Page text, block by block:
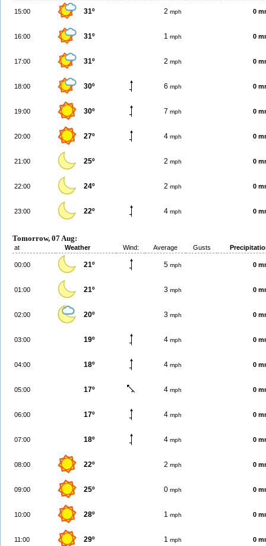
15:00 31º 2 mph 0
16:00 31º 1 mph 0
17:00 31º 2 mph 0
18:00 30º 6 mph 0
19:00 30º 7 mph 0
20:00 27º 4 mph 0
21:00 25º 2 mph 0
22:00 24º 2 mph 0
23:00 22º 4 mph 0
Tomorrow, 07 Aug:
at Weather Wind: Average Gusts
00:00 21º 5 mph 0
01:00 21º 3 mph 0
02:00 20º 3 mph 0
03:00 19º 4 mph 0
04:00 18º 4 mph 0
05:00 17º 4 mph 0
06:00 17º 4 mph 0
07:00 18º 4 mph 0
08:00 22º 2 mph 0
09:00 25º 0 mph 0
10:00 28º 1 mph 0
11:00 29º 1 mph 0